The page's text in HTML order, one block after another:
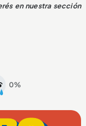
en nuestra sección
0%